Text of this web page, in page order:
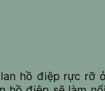
hồ điệp rực